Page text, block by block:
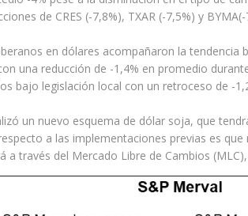
de CRES (-7,8%), TXAR (-7,5%) y
en dólares acompañaron la
una reducción de -1,4% en promedio
bajo legislación local con un retroceso de -
un nuevo esquema de dólar soja, que
a las implementaciones previas es
a través del Mercado Libre de Cambios